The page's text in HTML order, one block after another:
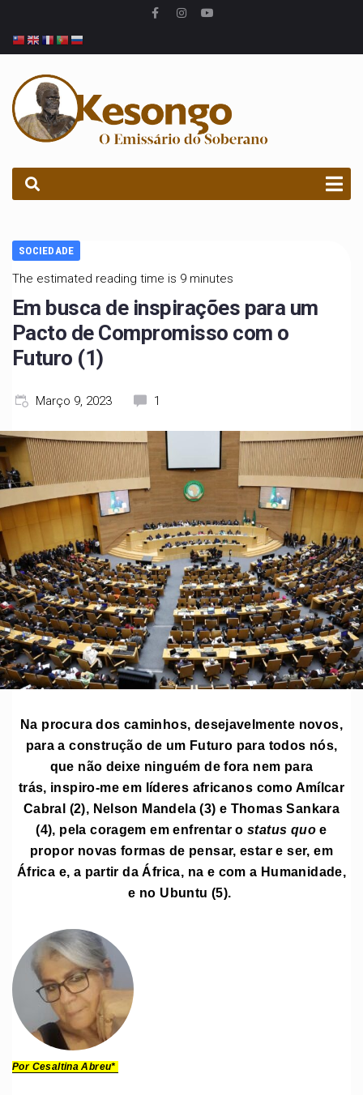
SOCIEDADE
The estimated reading time is 9 minutes
Em busca de inspirações para um
Pacto de Compromisso com o
Futuro (1)
Março 9, 2023 1
Na procura dos caminhos, desejavelmente novos,
para a construção de um Futuro para todos nós,
que não deixe ninguém de fora nem para
trás, inspiro-me em líderes africanos como Amílcar
Cabral (2), Nelson Mandela (3) e Thomas Sankara
(4), pela coragem em enfrentar ostatus quo e
propor novas formas de pensar, estar e ser, em
África e, a partir da África, na e com a Humanidade,
e no Ubuntu (5).
Por Cesaltina Abreu*
PROCURAR